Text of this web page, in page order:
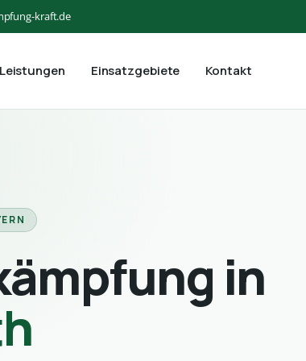
kraft.de
Leistungen Einsatzgebiete Kontakt
in